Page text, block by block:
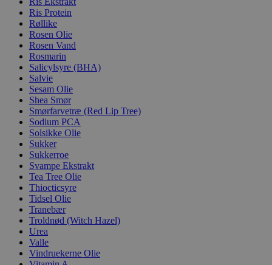
Ris Protein
Røllike
Rosen Olie
Rosen Vand
Rosmarin
Salicylsyre (BHA)
Salvie
Sesam Olie
Shea Smør
Smørfarvetræ (Red Lip Tree)
Sodium PCA
Solsikke Olie
Sukker
Sukkerroe
Svampe Ekstrakt
Tea Tree Olie
Thiocticsyre
Tidsel Olie
Tranebær
Troldnød (Witch Hazel)
Urea
Valle
Vindruekerne Olie